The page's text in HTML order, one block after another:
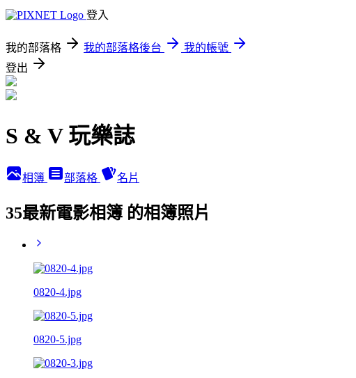
登入
我的部落格 我的部落格後台
我的帳號
登出
S & V 玩樂誌
相簿 部落格 名片
35最新電影相簿 的相簿照片
0820-4.jpg
0820-5.jpg